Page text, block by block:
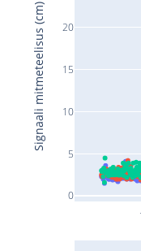
0
5
10
15
20
Signaali mitmeteelisus (cm)